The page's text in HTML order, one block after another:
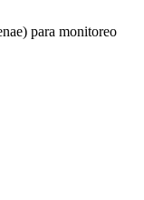
para monitoreo